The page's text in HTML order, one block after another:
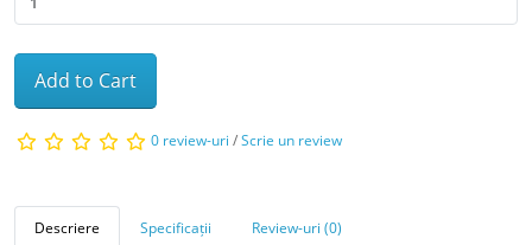
Add to Cart
0 review-uri /Scrie un review
Descriere Specificații Review-uri (0)